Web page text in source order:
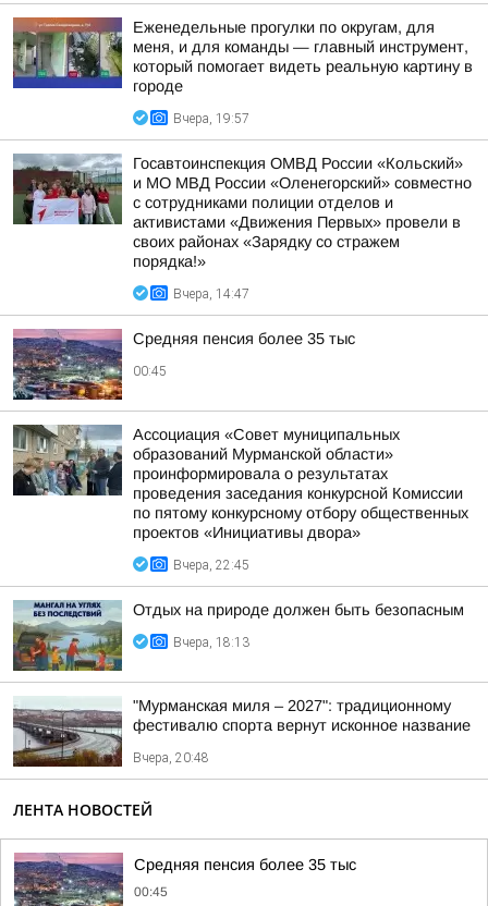
Еженедельные прогулки по округам, для
меня, и для команды — главный инструмент,
который помогает видеть реальную картину в
городе
Вчера, 19:57
Госавтоинспекция ОМВД России «Кольский»
и МО МВД России «Оленегорский» совместно
с сотрудниками полиции отделов и
активистами «Движения Первых» провели в
своих районах «Зарядку со стражем
порядка!»
Вчера, 14:47
Средняя пенсия более 35 тыс
00:45
Ассоциация «Совет муниципальных
образований Мурманской области»
проинформировала о результатах
проведения заседания конкурсной Комиссии
по пятому конкурсному отбору общественных
проектов «Инициативы двора»
Вчера, 22:45
Отдых на природе должен быть безопасным
Вчера, 18:13
"Мурманская миля – 2027": традиционному
фестивалю спорта вернут исконное название
Вчера, 20:48
ЛЕНТА НОВОСТЕЙ
Средняя пенсия более 35 тыс
00:45